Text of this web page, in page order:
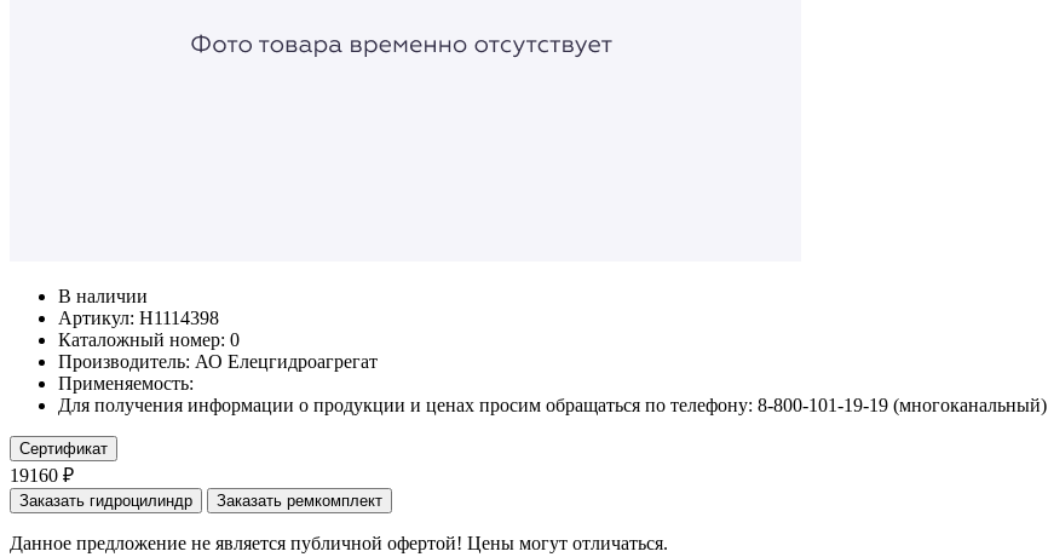
В наличии
Артикул: Н1114398
Каталожный номер: 0
Производитель: АО Елецгидроагрегат
Применяемость:
Для получения информации о продукции и ценах просим обращаться по телефону: 8-800-101-19-19 (многоканальный)
Сертификат
19160 ₽
Заказать гидроцилиндр Заказать ремкомплект
Данное предложение не является публичной офертой! Цены могут отличаться.